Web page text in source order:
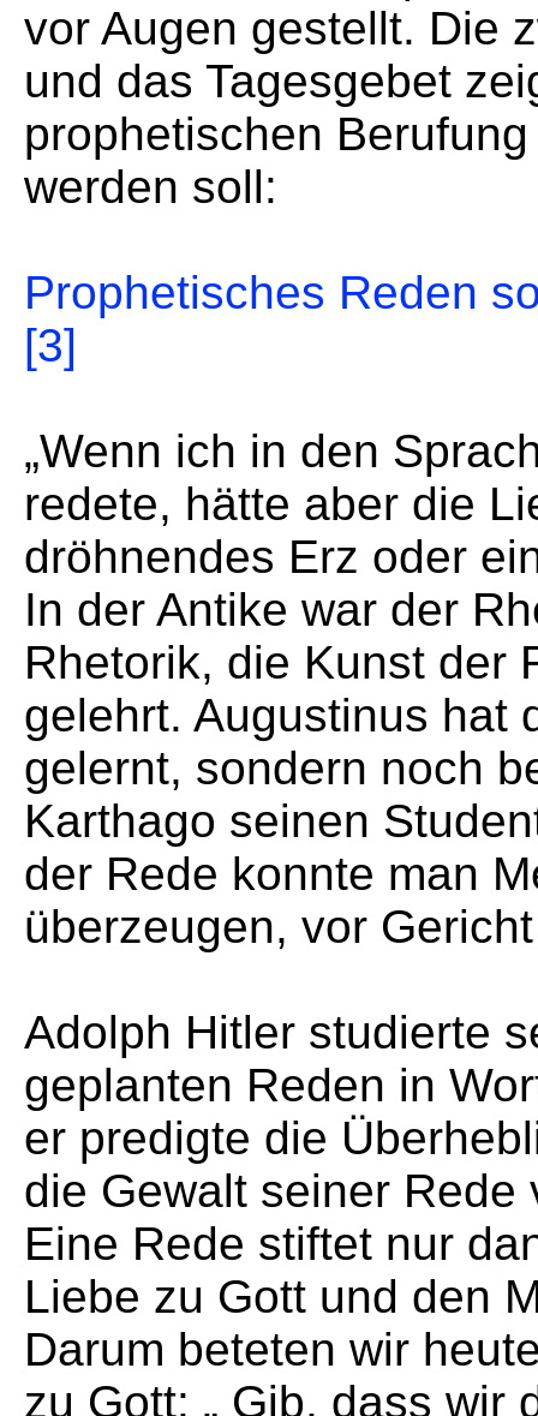
vor Augen gestellt. Die
und das Tagesgebet
prophetischen
werden soll:
Prophetisches Reden
[3]
„Wenn ich in den
redete, hätte aber die
dröhnendes Erz oder
In der Antike war der
Rhetorik, die Kunst der
gelehrt. Augustinus hat
gelernt, sondern noch
Karthago seinen
der Rede konnte man
überzeugen, vor
Adolph Hitler studierte
geplanten Reden in
er predigte die
die Gewalt seiner
Eine Rede stiftet nur
Liebe zu Gott und den
Darum beteten wir
zu Gott: „ Gib, dass wir